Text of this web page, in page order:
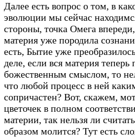
Далее есть вопрос о том, в
эволюции мы сейчас
стороны, точка Омега
материя уже породила
есть, Бытие уже
деле, если вся материя теперь
божественным смыслом, то
что любой процесс в ней
сопричастен? Вот, скажем,
цветочек в полном
материи, так нельзя ли
образом молится? Тут есть